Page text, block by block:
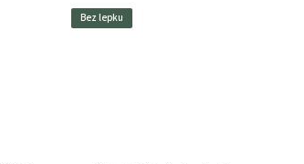
Bez lepku